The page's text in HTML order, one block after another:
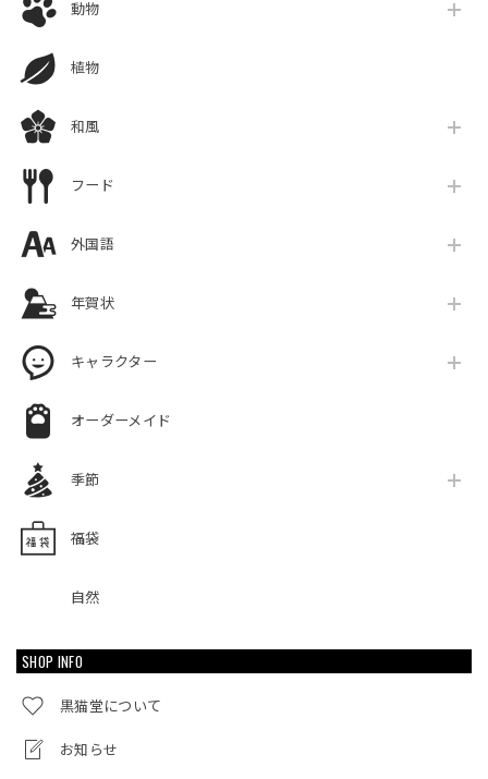
動物
植物
和風
フード
外国語
年賀状
キャラクター
オーダーメイド
季節
福袋
自然
SHOP INFO
黒猫堂について
お知らせ